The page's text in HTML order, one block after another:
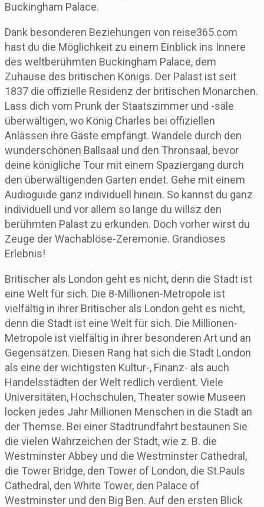
Buckingham Palace.
Dank besonderen Beziehungen von reise365.com
hast du die Möglichkeit zu einem Einblick ins Innere
des weltberühmten Buckingham Palace, dem
Zuhause des britischen Königs. Der Palast ist seit
1837 die offizielle Residenz der britischen Monarchen.
Lass dich vom Prunk der Staatszimmer und -säle
überwältigen, wo König Charles bei offiziellen
Anlässen ihre Gäste empfängt. Wandele durch den
wunderschönen Ballsaal und den Thronsaal, bevor
deine königliche Tour mit einem Spaziergang durch
den überwältigenden Garten endet. Gehe mit einem
Audioguide ganz individuell hinein. So kannst du ganz
individuell und vor allem so lange du willsz den
berühmten Palast zu erkunden. Doch vorher wirst du
Zeuge der Wachablöse-Zeremonie. Grandioses
Erlebnis!
Britischer als London geht es nicht, denn die Stadt ist
eine Welt für sich. Die 8-Millionen-Metropole ist
vielfältig in ihrer Britischer als London geht es nicht,
denn die Stadt ist eine Welt für sich. Die Millionen-
Metropole ist vielfältig in ihrer besonderen Art und an
Gegensätzen. Diesen Rang hat sich die Stadt London
als eine der wichtigsten Kultur-, Finanz- als auch
Handelsstädten der Welt redlich verdient. Viele
Universitäten, Hochschulen, Theater sowie Museen
locken jedes Jahr Millionen Menschen in die Stadt an
der Themse. Bei einer Stadtrundfahrt bestaunen Sie
die vielen Wahrzeichen der Stadt, wie z. B. die
Westminster Abbey und die Westminster Cathedral,
die Tower Bridge, den Tower of London, die St.Pauls
Cathedral, den White Tower, den Palace of
Westminster und den Big Ben. Auf den ersten Blick